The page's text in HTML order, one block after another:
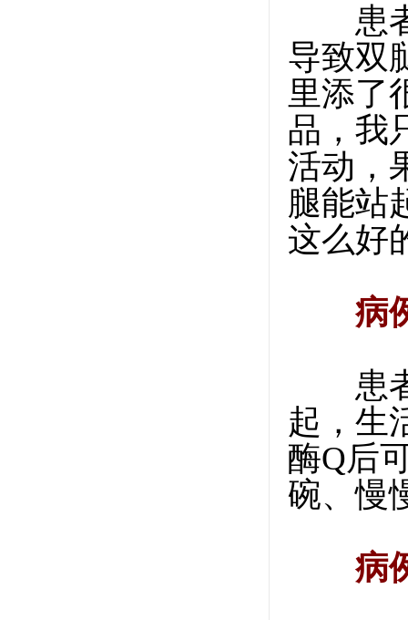
患者
导致双
里添了
品，我
活动，
腿能站
这么好
病
患者
起，生
酶Q后
碗、慢
病